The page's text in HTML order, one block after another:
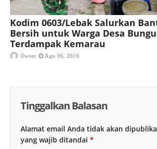
Kodim 0603/Lebak Salurkan
Bersih untuk Warga Desa
Terdampak Kemarau
Owner Agu 06, 2026
Tinggalkan Balasan
Alamat email Anda tidak akan
yang wajib ditandai *